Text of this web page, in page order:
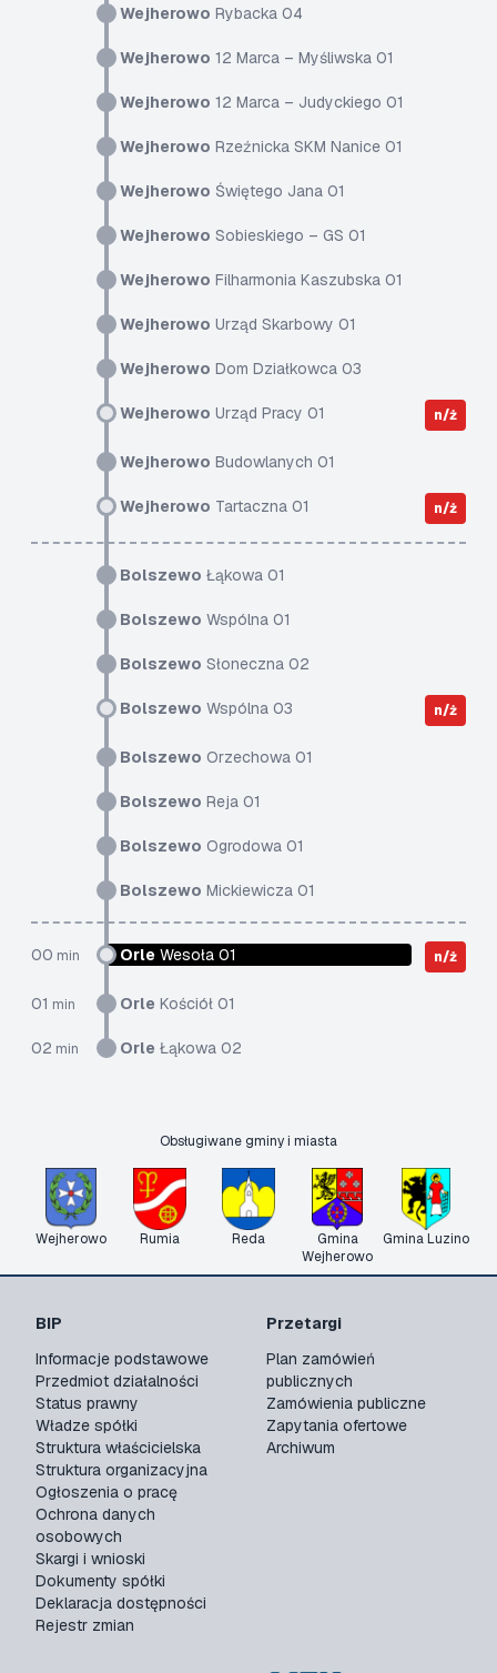
Wejherowo Rybacka 04
Wejherowo 12 Marca – Myśliwska 01
Wejherowo 12 Marca – Judyckiego 01
Wejherowo Rzeźnicka SKM Nanice 01
Wejherowo Świętego Jana 01
Wejherowo Sobieskiego – GS 01
Wejherowo Filharmonia Kaszubska 01
Wejherowo Urząd Skarbowy 01
Wejherowo Dom Działkowca 03
Wejherowo Urząd Pracy 01 n/ż
Wejherowo Budowlanych 01
Wejherowo Tartaczna 01 n/ż
Bolszewo Łąkowa 01
Bolszewo Wspólna 01
Bolszewo Słoneczna 02
Bolszewo Wspólna 03 n/ż
Bolszewo Orzechowa 01
Bolszewo Reja 01
Bolszewo Ogrodowa 01
Bolszewo Mickiewicza 01
00 min Orle Wesoła 01 n/ż
01 min Orle Kościół 01
02 min Orle Łąkowa 02
Obsługiwane gminy i miasta
Wejherowo Rumia Reda
Gmina
Wejherowo
Gmina Luzino
BIP
Informacje podstawowe
Przedmiot działalności
Status prawny
Władze spółki
Struktura właścicielska
Struktura organizacyjna
Ogłoszenia o pracę
Ochrona danych
osobowych
Skargi i wnioski
Dokumenty spółki
Deklaracja dostępności
Rejestr zmian
Przetargi
Plan zamówień
publicznych
Zamówienia publiczne
Zapytania ofertowe
Archiwum